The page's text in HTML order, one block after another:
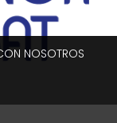
NOSOTROS